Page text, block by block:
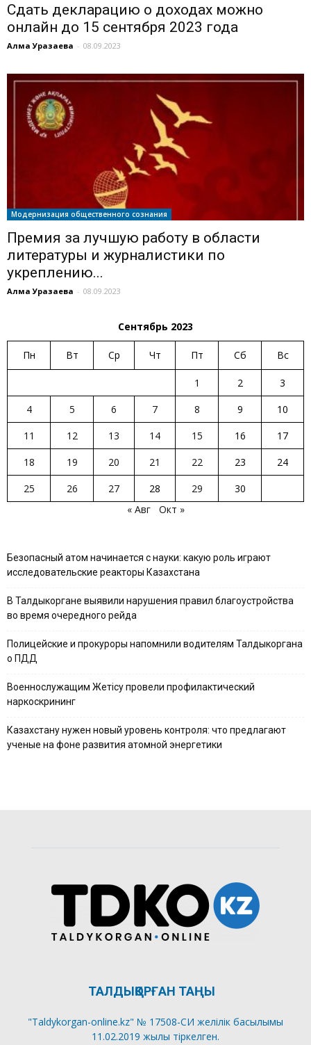
Сдать декларацию о доходах можно
онлайн до 15 сентября 2023 года
Алма Уразаева - 08.09.2023
Модернизация общественного сознания
Премия за лучшую работу в области
литературы и журналистики по
укреплению...
Алма Уразаева - 08.09.2023
Сентябрь 2023
Пн Вт Ср Чт Пт Сб Вс
1 2
3
4
5 6 7 8 9
10
11
12 13 14 15 16
17
18
19 20 21 22 23
24
25
26 27 28 29
30
« Авг
Окт »
Безопасный атом начинается с науки: какую роль играют
исследовательские реакторы Казахстана
В Талдыкоргане выявили нарушения правил благоустройства
во время очередного рейда
Полицейские и прокуроры напомнили водителям Талдыкоргана
о ПДД
Военнослужащим Жетісу провели профилактический
наркоскрининг
Казахстану нужен новый уровень контроля: что предлагают
ученые на фоне развития атомной энергетики
ТАЛДЫҚОРҒАН ТАҢЫ
"Taldykorgan-online.kz" № 17508-СИ желілік басылымы
11.02.2019 жылы тіркелген.